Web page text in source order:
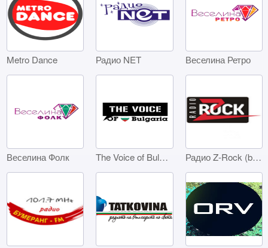
Metro Dance Радио NET Веселина Ретро
Веселина Фолк The Voice of Bulgaria Радио Z-Rock (bTV Media Group)